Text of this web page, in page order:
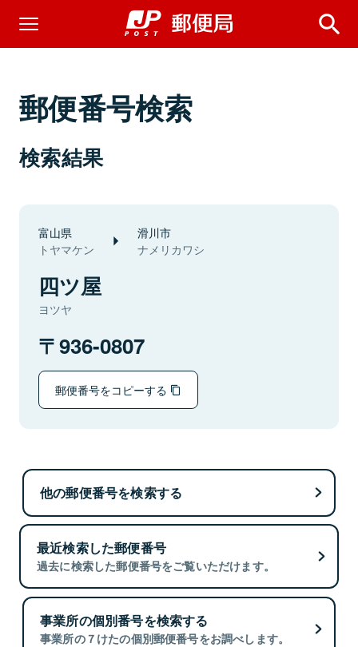
郵便番号検索
検索結果
富山県
トヤマケン
滑川市
ナメリカワシ
四ツ屋
ヨツヤ
936-0807
郵便番号をコピーする
他の郵便番号を検索する
最近検索した郵便番号
過去に検索した郵便番号をご覧いただけます。
事業所の個別番号を検索する
事業所の７けたの個別郵便番号をお調べします。